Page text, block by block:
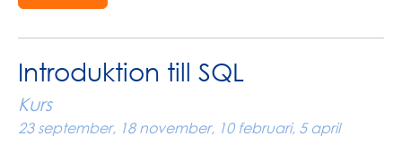
Introduktion till SQL
Kurs
23 september, 18 november, 10 februari, 5 april